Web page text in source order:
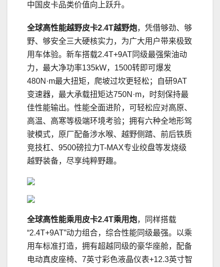
中国皮卡品类价值向上跃升。
全球高性能越野皮卡2.4T越野炮，凭借够劲、够
野、够安全三大硬核实力，为广大用户带来极致
用车体验。新车搭载2.4T+9AT同级最强柴油动
力，最大净功率135kW，1500转即可爆发
480N·m最大扭矩，爬坡过坎更轻松；自研9AT
变速器，最大承载扭矩达750N·m，时刻保持最
佳性能输出。性能全面进阶，可轻松应对高原、
高温、高寒等极端环境考验；拥有六种全地形驾
驶模式，原厂配备涉水喉、越野侧踏、前后铁质
竞技杠、9500磅拉力T-MAX专业绞盘等发烧级
越野装备，尽享纯粹野趣。
全球高性能乘用皮卡2.4T乘用炮，同样搭载
“2.4T+9AT”动力组合，综合性能同级最强。以乘
用车标准打造，拥有超越同级的豪华座舱，配备
电动真皮座椅、7英寸彩色液晶仪表+12.3英寸智